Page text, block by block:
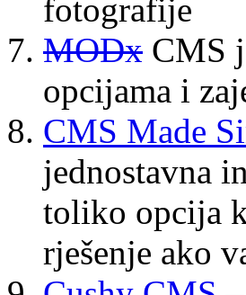
fotografije
MODx CMS
opcijama i
CMS Made
jednostavna
toliko opcija
rješenje ako